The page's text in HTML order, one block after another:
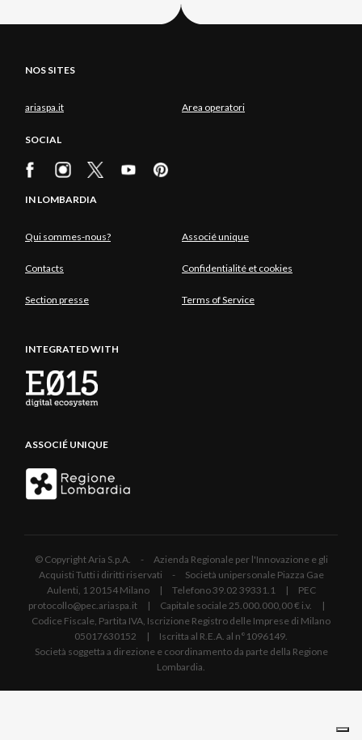
NOS SITES
ariaspa.it Area operatori
SOCIAL
IN LOMBARDIA
Qui sommes-nous? Associé unique
Contacts Confidentialité et cookies
Section presse Terms of Service
INTEGRATED WITH
ASSOCIÉ UNIQUE
© Copyright Aria S.p.A. - Azienda Regionale per l'Innovazione e gli
Acquisti Tutti i diritti riservati - Società unipersonale Piazza Gae
Aulenti, 1 20154 Milano | Telefono 39.02 39331.1 | PEC
protocollo@pec.ariaspa.it | Capitale sociale 25.000.000,00 € i.v. |
Codice Fiscale, Partita IVA, Iscrizione Registro delle Imprese di Milano
05017630152 | Iscritta al R.E.A. al n°1096149.
Società soggetta a direzione e coordinamento da parte della Regione
Lombardia.